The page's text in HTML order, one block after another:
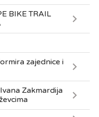
BIKE TRAIL
zajednice i
Zakmardija